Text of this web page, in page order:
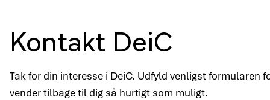
Kontakt DeiC
Tak for din interesse i DeiC. Udfyld venligst formularen
vender tilbage til dig så hurtigt som muligt.